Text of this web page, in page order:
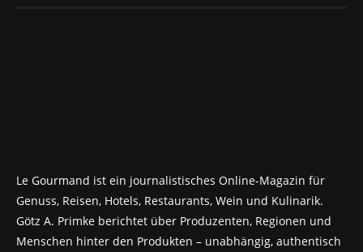
Le Gourmand ist ein journalistisches Online-Magazin für
Genuss, Reisen, Hotels, Restaurants, Wein und Kulinarik.
Götz A. Primke berichtet über Produzenten, Regionen und
Menschen hinter den Produkten – unabhängig, authentisch